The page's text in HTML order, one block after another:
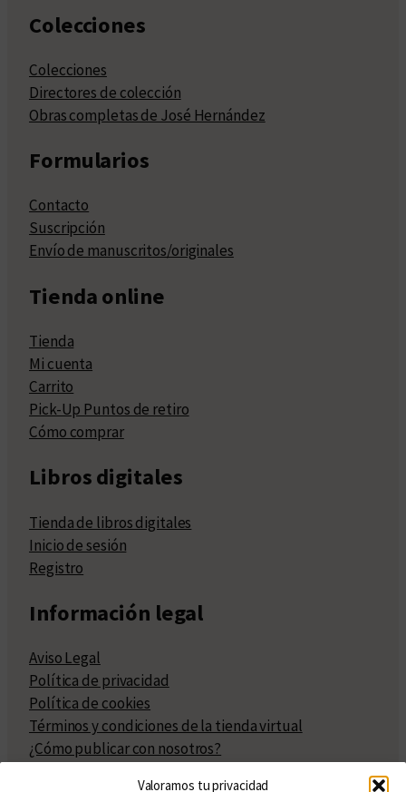
Valoramos tu privacidad
Colecciones
Colecciones
Directores de colección
Obras completas de José Hernández
Formularios
Contacto
Suscripción
Envío de manuscritos/originales
Tienda online
Tienda
Mi cuenta
Carrito
Pick-Up Puntos de retiro
Cómo comprar
Libros digitales
Tienda de libros digitales
Inicio de sesión
Registro
Información legal
Aviso Legal
Política de privacidad
Política de cookies
Términos y condiciones de la tienda virtual
¿Cómo publicar con nosotros?